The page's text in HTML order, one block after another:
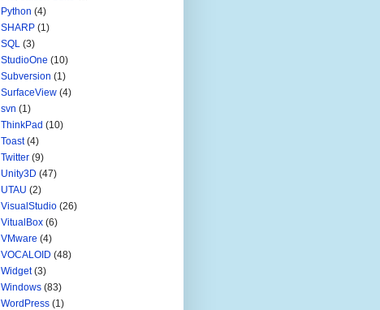
Python (4)
SHARP (1)
SQL (3)
StudioOne (10)
Subversion (1)
SurfaceView (4)
svn (1)
ThinkPad (10)
Toast (4)
Twitter (9)
Unity3D (47)
UTAU (2)
VisualStudio (26)
VitualBox (6)
VMware (4)
VOCALOID (48)
Widget (3)
Windows (83)
WordPress (1)